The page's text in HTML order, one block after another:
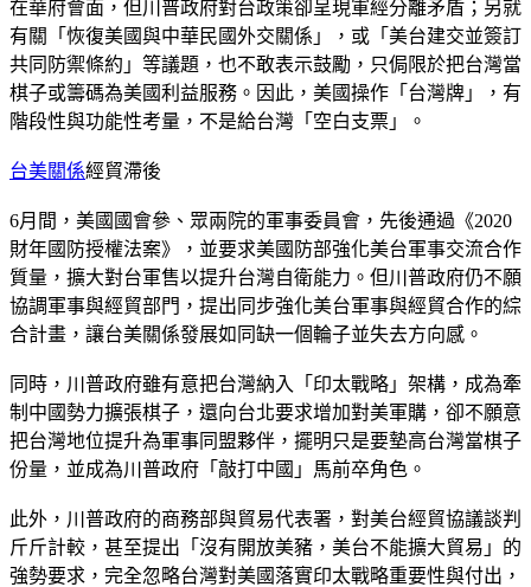
在華府會面，但川普政府對台政策卻呈現軍經分離矛盾；另就
有關「恢復美國與中華民國外交關係」，或「美台建交並簽訂
共同防禦條約」等議題，也不敢表示鼓勵，只侷限於把台灣當
棋子或籌碼為美國利益服務。因此，美國操作「台灣牌」，有
階段性與功能性考量，不是給台灣「空白支票」。
台美關係經貿滯後
6月間，美國國會參、眾兩院的軍事委員會，先後通過《2020
財年國防授權法案》，並要求美國防部強化美台軍事交流合作
質量，擴大對台軍售以提升台灣自衛能力。但川普政府仍不願
協調軍事與經貿部門，提出同步強化美台軍事與經貿合作的綜
合計畫，讓台美關係發展如同缺一個輪子並失去方向感。
同時，川普政府雖有意把台灣納入「印太戰略」架構，成為牽
制中國勢力擴張棋子，還向台北要求增加對美軍購，卻不願意
把台灣地位提升為軍事同盟夥伴，擺明只是要墊高台灣當棋子
份量，並成為川普政府「敲打中國」馬前卒角色。
此外，川普政府的商務部與貿易代表署，對美台經貿協議談判
斤斤計較，甚至提出「沒有開放美豬，美台不能擴大貿易」的
強勢要求，完全忽略台灣對美國落實印太戰略重要性與付出，